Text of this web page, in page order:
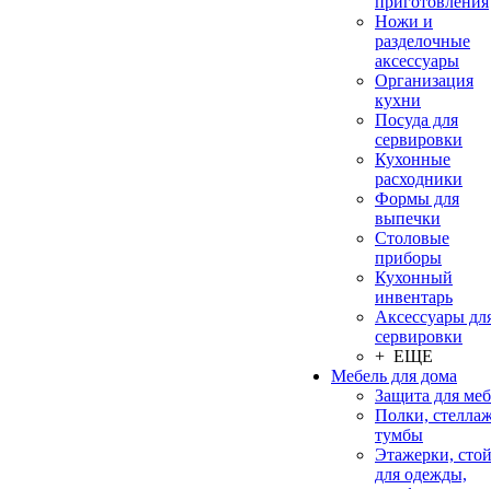
Ножи и
разделочные
аксессуары
Организация
кухни
Посуда для
сервировки
Кухонные
расходники
Формы для
выпечки
Столовые
приборы
Кухонный
инвентарь
Аксессуары
сервировки
+ ЕЩЕ
Мебель для дома
Защита для
Полки,
тумбы
Этажерки,
для одежды,